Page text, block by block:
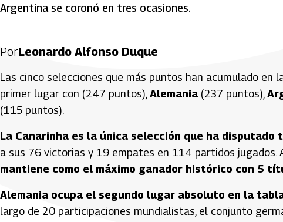
Argentina se coronó en tres ocasiones.
PorLeonardo Alfonso Duque
Las cinco selecciones que más puntos han acumulado en
primer lugar con (247 puntos), Alemania (237 puntos),
(115 puntos).
La Canarinha es la única selección que ha disputado
a sus 76 victorias y 19 empates en 114 partidos jugados.
mantiene como el máximo ganador histórico con 5
Alemania ocupa el segundo lugar absoluto en la
largo de 20 participaciones mundialistas, el conjunto